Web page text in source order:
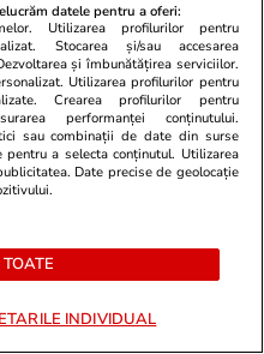
15 iul.
datele pentru a oferi:
Utilizarea profilurilor pentru
Stocarea și/sau accesarea
și îmbunătățirea serviciilor.
Utilizarea profilurilor pentru
Crearea profilurilor pentru
performanței conținutului.
sau combinații de date din surse
a selecta conținutul. Utilizarea
Date precise de geolocație
INDIVIDUAL